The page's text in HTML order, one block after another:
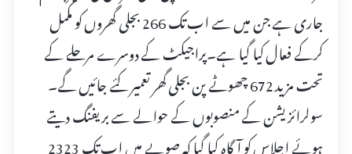
جاری ہے جن میں سے اب تک 266 بجلی گھروں کو مکمل
کرکے فعال کیا گیا ہے۔پراجیکٹ کے دوسرے مرحلے کے
تحت مزید 672 چھوٹے پن بجلی گھر تعمیر کئے جائیں گے۔
سولرائزیشن کے منصوبوں کے حوالے سے بریفنگ دیتے
ہوئے اجلاس کو آگاہ کیا گیا کہ صوبے میں اب تک 2323